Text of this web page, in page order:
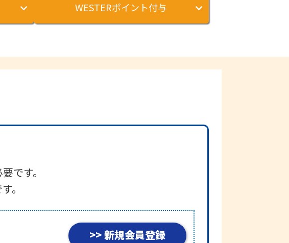
WESTERポイント付与
です。
。
>> 新規会員登録